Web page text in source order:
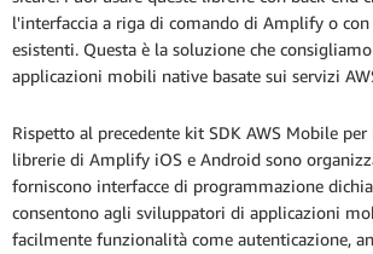
l'interfaccia a riga di comando di Amplify o con
esistenti. Questa è la soluzione che
applicazioni mobili native basate sui servizi
Rispetto al precedente kit SDK AWS Mobile
librerie di Amplify iOS e Android sono
forniscono interfacce di programmazione
consentono agli sviluppatori di applicazioni
facilmente funzionalità come autenticazione,